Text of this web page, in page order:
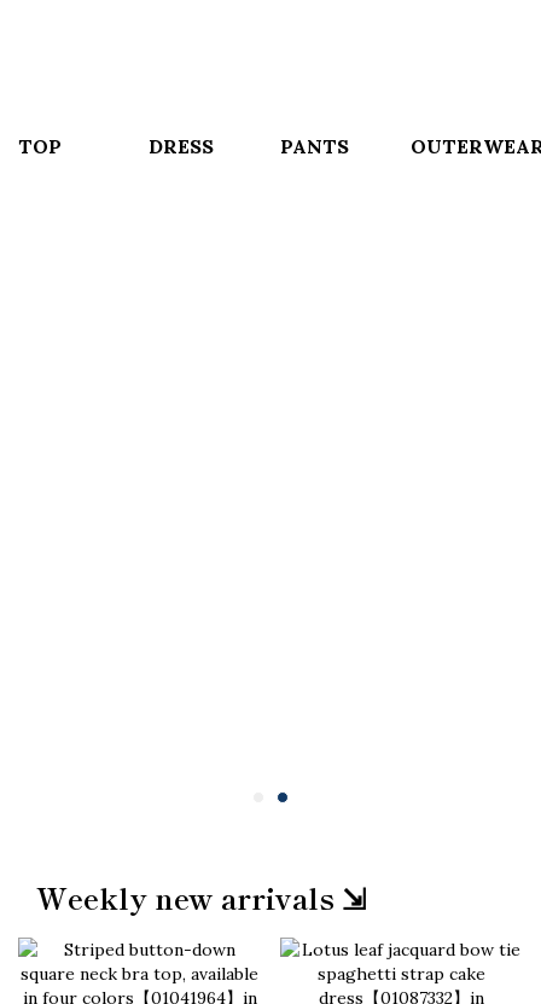
TOP DRESS PANTS
Weekly new arrivals ⇲